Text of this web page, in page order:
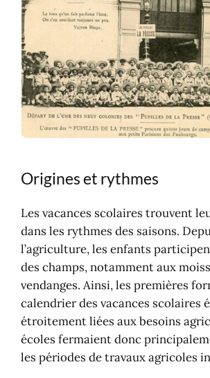
Origines et rythmes
Les vacances scolaires trouvent
dans les rythmes des saisons.
l’agriculture, les enfants
des champs, notamment aux
vendanges. Ainsi, les premières
calendrier des vacances scolaires
étroitement liées aux besoins
écoles fermaient donc
les périodes de travaux agricoles